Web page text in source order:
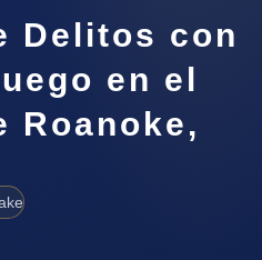
Delitos con
en el
Roanoke,